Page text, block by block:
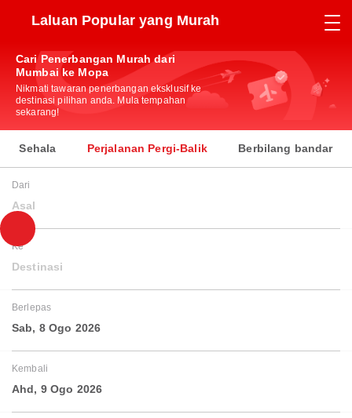
Laluan Popular yang Murah
Cari Penerbangan Murah dari
Mumbai ke Mopa
Nikmati tawaran penerbangan eksklusif ke
destinasi pilihan anda. Mula tempahan
sekarang!
Sehala Perjalanan Pergi-Balik Berbilang bandar
Dari
Asal
Ke
Destinasi
Berlepas
Sab, 8 Ogo 2026
Kembali
Ahd, 9 Ogo 2026